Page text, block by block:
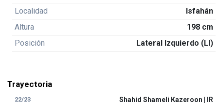
Localidad
Isfahán
Altura
198 cm
Posición
Lateral Izquierdo (LI)
Trayectoria
22/23 Shahid Shameli Kazeroon | IR